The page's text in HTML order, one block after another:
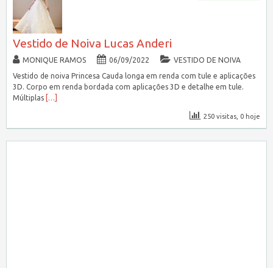
Vestido de Noiva Lucas Anderi
MONIQUE RAMOS 06/09/2022
VESTIDO DE NOIVA
Vestido de noiva Princesa Cauda longa em renda com tule e aplicações
3D. Corpo em renda bordada com aplicações 3D e detalhe em tule.
Múltiplas
[…]
250 visitas, 0 hoje